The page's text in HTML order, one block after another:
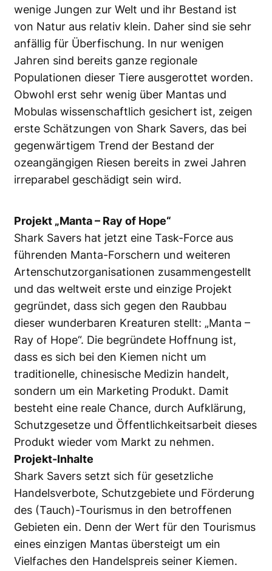
wenige Jungen zur Welt und ihr Bestand ist
von Natur aus relativ klein. Daher sind sie sehr
anfällig für Überfischung. In nur wenigen
Jahren sind bereits ganze regionale
Populationen dieser Tiere ausgerottet worden.
Obwohl erst sehr wenig über Mantas und
Mobulas wissenschaftlich gesichert ist, zeigen
erste Schätzungen von Shark Savers, das bei
gegenwärtigem Trend der Bestand der
ozeangängigen Riesen bereits in zwei Jahren
irreparabel geschädigt sein wird.
Projekt „Manta – Ray of Hope“
Shark Savers hat jetzt eine Task-Force aus
führenden Manta-Forschern und weiteren
Artenschutzorganisationen zusammengestellt
und das weltweit erste und einzige Projekt
gegründet, dass sich gegen den Raubbau
dieser wunderbaren Kreaturen stellt: „Manta –
Ray of Hope“. Die begründete Hoffnung ist,
dass es sich bei den Kiemen nicht um
traditionelle, chinesische Medizin handelt,
sondern um ein Marketing Produkt. Damit
besteht eine reale Chance, durch Aufklärung,
Schutzgesetze und Öffentlichkeitsarbeit dieses
Produkt wieder vom Markt zu nehmen.
Projekt-Inhalte
Shark Savers setzt sich für gesetzliche
Handelsverbote, Schutzgebiete und Förderung
des (Tauch)-Tourismus in den betroffenen
Gebieten ein. Denn der Wert für den Tourismus
eines einzigen Mantas übersteigt um ein
Vielfaches den Handelspreis seiner Kiemen.